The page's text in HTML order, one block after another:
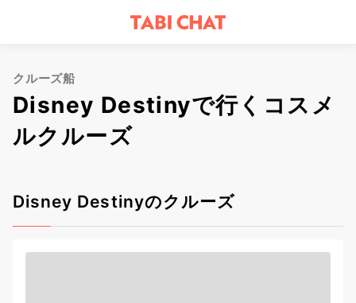
クルーズ船
Disney Destinyで行くコスメ
ルクルーズ
Disney Destinyのクルーズ